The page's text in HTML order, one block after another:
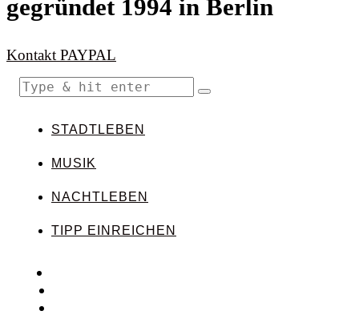
gegründet 1994 in Berlin
Kontakt PAYPAL
STADTLEBEN
MUSIK
NACHTLEBEN
TIPP EINREICHEN